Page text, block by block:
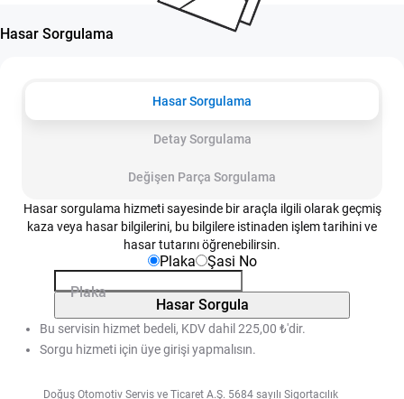
Hasar Sorgulama
Hasar Sorgulama
Detay Sorgulama
Değişen Parça Sorgulama
Hasar sorgulama hizmeti sayesinde bir araçla ilgili olarak geçmiş
kaza veya hasar bilgilerini, bu bilgilere istinaden işlem tarihini ve
hasar tutarını öğrenebilirsin.
Plaka
Şasi No
Plaka
Hasar Sorgula
Bu servisin hizmet bedeli, KDV dahil 225,00 ₺'dir.
Sorgu hizmeti için üye girişi yapmalısın.
Doğuş Otomotiv Servis ve Ticaret A.Ş. 5684 sayılı Sigortacılık